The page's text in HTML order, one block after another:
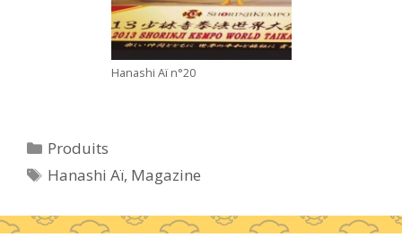
Hanashi Aï n°20
Catégories
Produits
Étiquettes
Hanashi Aï, Magazine